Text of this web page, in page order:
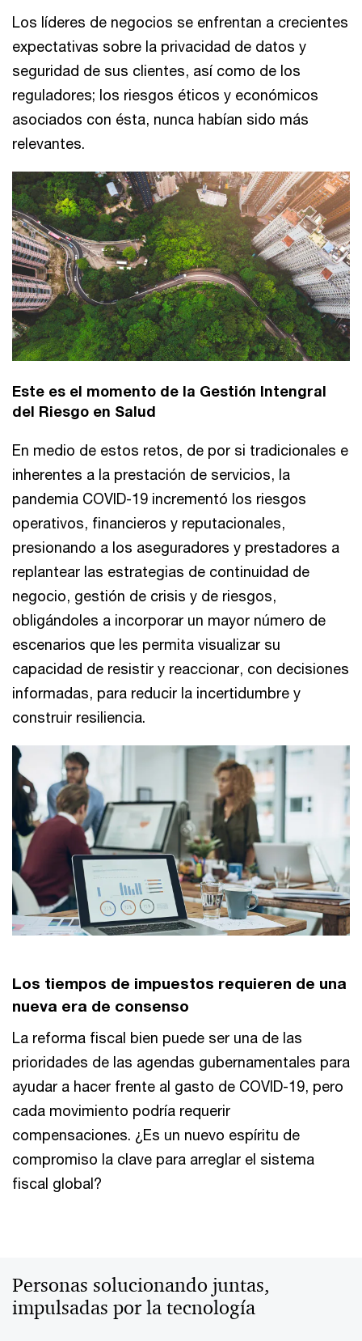
Los líderes de negocios se enfrentan a crecientes
expectativas sobre la privacidad de datos y
seguridad de sus clientes, así como de los
reguladores; los riesgos éticos y económicos
asociados con ésta, nunca habían sido más
relevantes.
Este es el momento de la Gestión Intengral
del Riesgo en Salud
En medio de estos retos, de por si tradicionales e
inherentes a la prestación de servicios, la
pandemia COVID-19 incrementó los riesgos
operativos, financieros y reputacionales,
presionando a los aseguradores y prestadores a
replantear las estrategias de continuidad de
negocio, gestión de crisis y de riesgos,
obligándoles a incorporar un mayor número de
escenarios que les permita visualizar su
capacidad de resistir y reaccionar, con decisiones
informadas, para reducir la incertidumbre y
construir resiliencia.
Los tiempos de impuestos requieren de una
nueva era de consenso
La reforma fiscal bien puede ser una de las
prioridades de las agendas gubernamentales para
ayudar a hacer frente al gasto de COVID-19, pero
cada movimiento podría requerir
compensaciones. ¿Es un nuevo espíritu de
compromiso la clave para arreglar el sistema
fiscal global?
Personas solucionando juntas,
impulsadas por la tecnología